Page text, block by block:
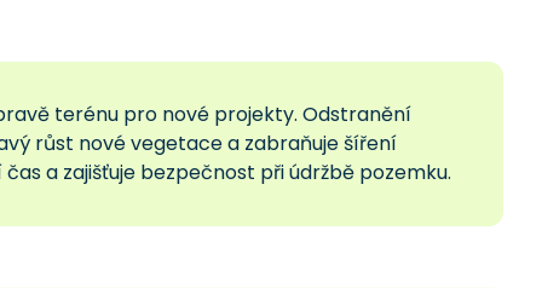
terénu pro nové projekty. Odstranění
růst nové vegetace a zabraňuje šíření
a zajišťuje bezpečnost při údržbě pozemku.